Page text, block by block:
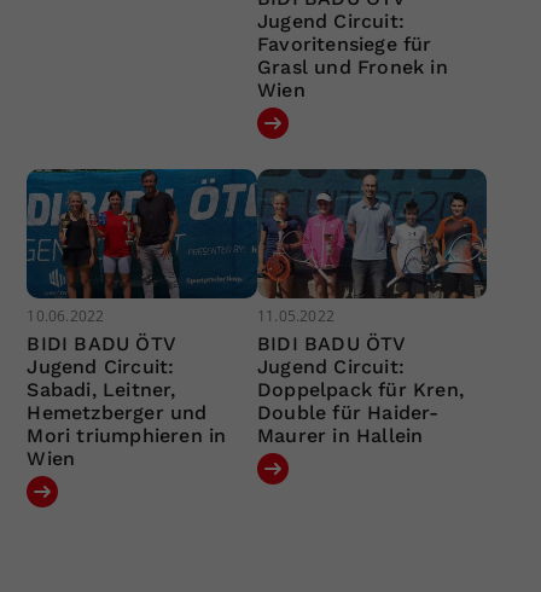
Jugend Circuit:
Favoritensiege für
Grasl und Fronek in
Wien
10.06.2022
BIDI BADU ÖTV
Jugend Circuit:
Sabadi, Leitner,
Hemetzberger und
Mori triumphieren in
Wien
11.05.2022
BIDI BADU ÖTV
Jugend Circuit:
Doppelpack für Kren,
Double für Haider-
Maurer in Hallein